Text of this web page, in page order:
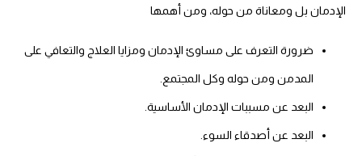
الإدمان بل ومعاناة من حوله، ومن أهمها
ضرورة التعرف على مساوئ الإدمان ومزايا العلاج والتعافي على
المدمن ومن حوله وكل المجتمع.
البعد عن مسببات الإدمان الأساسية.
البعد عن أصدقاء السوء.